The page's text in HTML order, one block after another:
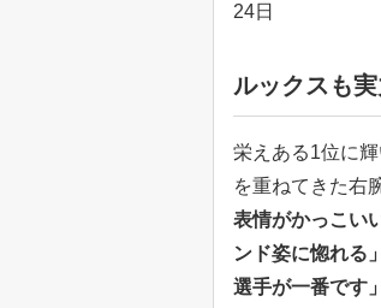
24日
ルックスも
栄えある1位に
を重ねてきた右
表情がかっこい
ンド姿に惚れる
選手が一番です」